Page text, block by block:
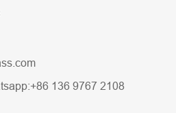
+86 136 9767 2108